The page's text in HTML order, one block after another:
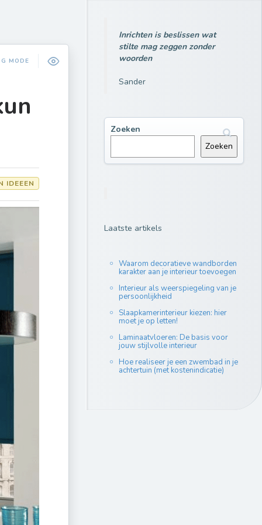
MODE
IDEEEN
Inrichten is beslissen wat
stilte mag zeggen zonder
woorden
Sander
Zoeken
Zoeken
Laatste artikels
Waarom decoratieve wandborden
karakter aan je interieur toevoegen
Interieur als weerspiegeling van je
persoonlijkheid
Slaapkamerinterieur kiezen: hier
moet je op letten!
Laminaatvloeren: De basis voor
jouw stijlvolle interieur
Hoe realiseer je een zwembad in je
achtertuin (met kostenindicatie)